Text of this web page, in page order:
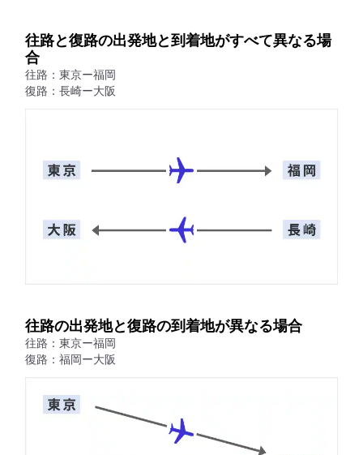
往路と復路の出発地と到着地がすべて異なる場
合
往路：東京ー福岡
復路：長崎ー大阪
往路の出発地と復路の到着地が異なる場合
往路：東京ー福岡
復路：福岡ー大阪